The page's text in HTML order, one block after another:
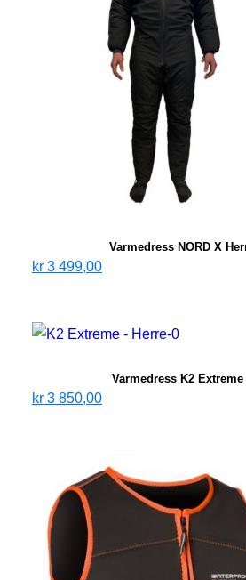
Varmedress NORD X
kr 3 499,00
Varmedress K2 Extreme
kr 3 850,00